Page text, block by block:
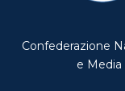
Confederazione
e Media